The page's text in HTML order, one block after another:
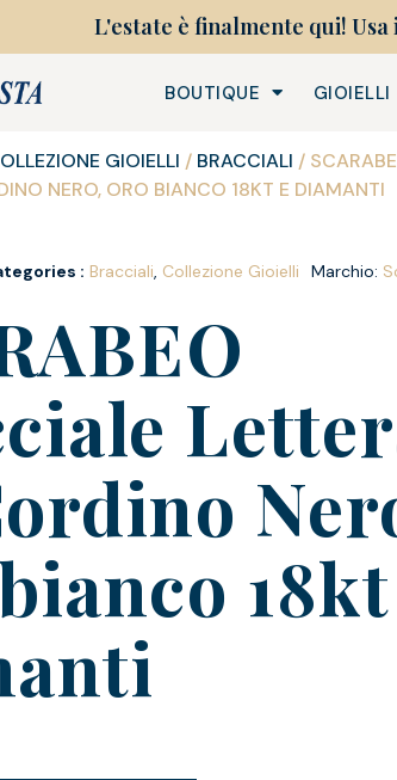
L'estate è finalmente qui! Usa
BOUTIQUE GIOIELLI
GIOIELLI / BRACCIALI /
NERO, ORO BIANCO 18KT E DIAMANTI
: Bracciali, Collezione Gioielli Marchio: